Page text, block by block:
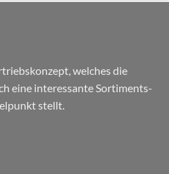
welches die
eine interessante Sortiments-
stellt.